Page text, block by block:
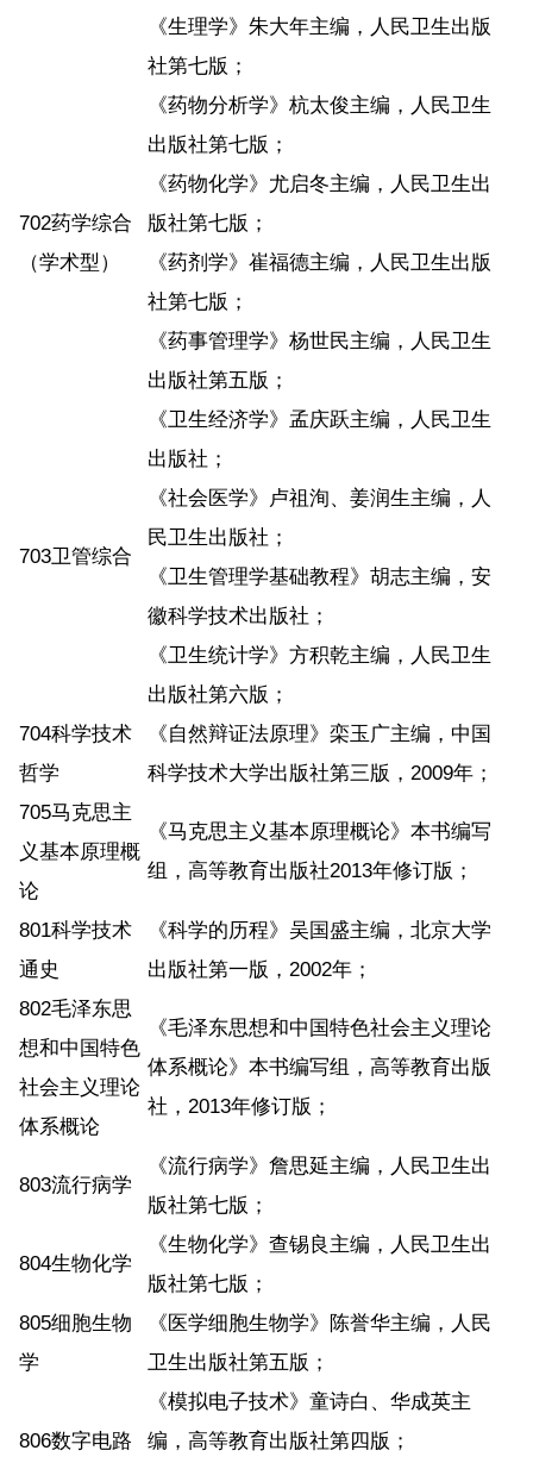
《生理学》朱大年主编，人民卫生出版
社第七版；
702药学综合
（学术型）
《药物分析学》杭太俊主编，人民卫生
出版社第七版；
《药物化学》尤启冬主编，人民卫生出
版社第七版；
《药剂学》崔福德主编，人民卫生出版
社第七版；
《药事管理学》杨世民主编，人民卫生
出版社第五版；
703卫管综合
《卫生经济学》孟庆跃主编，人民卫生
出版社；
《社会医学》卢祖洵、姜润生主编，人
民卫生出版社；
《卫生管理学基础教程》胡志主编，安
徽科学技术出版社；
《卫生统计学》方积乾主编，人民卫生
出版社第六版；
704科学技术
哲学
《自然辩证法原理》栾玉广主编，中国
科学技术大学出版社第三版，2009年；
705马克思主
义基本原理概
论
《马克思主义基本原理概论》本书编写
组，高等教育出版社2013年修订版；
801科学技术
通史
《科学的历程》吴国盛主编，北京大学
出版社第一版，2002年；
802毛泽东思
想和中国特色
社会主义理论
体系概论
《毛泽东思想和中国特色社会主义理论
体系概论》本书编写组，高等教育出版
社，2013年修订版；
803流行病学
《流行病学》詹思延主编，人民卫生出
版社第七版；
804生物化学
《生物化学》查锡良主编，人民卫生出
版社第七版；
805细胞生物
学
《医学细胞生物学》陈誉华主编，人民
卫生出版社第五版；
806数字电路
《模拟电子技术》童诗白、华成英主
编，高等教育出版社第四版；